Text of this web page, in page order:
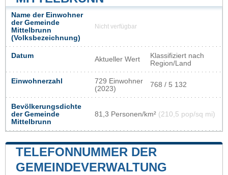
Name der Einwohner
der Gemeinde
Mittelbrunn
(Volksbezeichnung)
Nicht verfügbar
Datum Aktueller Wert
Klassifiziert nach
Region/Land
Einwohnerzahl
729 Einwohner
(2023)
768 / 5 132
Bevölkerungsdichte
der Gemeinde
Mittelbrunn
81,3 Personen/km² (210,5 pop/sq mi)
TELEFONNUMMER DER
GEMEINDEVERWALTUNG